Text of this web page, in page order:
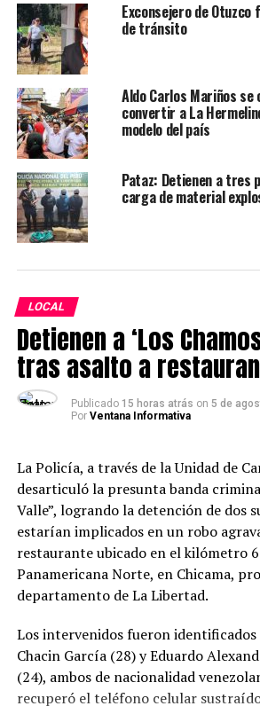
SIGUIENTE POST
Más de 300 niños y niñas de Buenos
de compartir navideño
ANTERIOR POST
Alcalde impulsa creacion de la
Pataz
Exconsejero de
de tránsito
Aldo Carlos Mariños
convertir a La
modelo del país
Pataz: Detienen a tres
carga de material
LOCAL
Detienen a ‘Los
tras asalto a
Publicado 15 horas atrás on 5 de
Por Ventana Informativa
La Policía, a través de la Unidad de
desarticuló la presunta banda
Valle”, logrando la detención de dos
estarían implicados en un robo
restaurante ubicado en el kilómetro
Panamericana Norte, en Chicama,
departamento de La Libertad.
Los intervenidos fueron
Chacin García (28) y Eduardo
(24), ambos de nacionalidad
recuperó el teléfono celular